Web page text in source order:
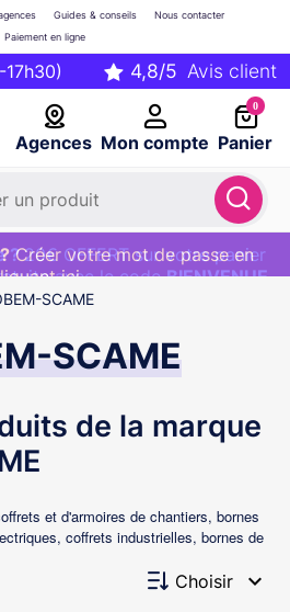
Agences Mon compte
Guides & conseils
Nous contacter
Paiement en ligne
0
Panier
?20€ OFFERT sur votre panier
avec le codeBIENVENUE
Créer votre mot de passe en
ici
SCAME
SCAME
de la marque
et d'armoires de chantiers, bornes
coffrets industrielles, bornes de
Choisir expand_more